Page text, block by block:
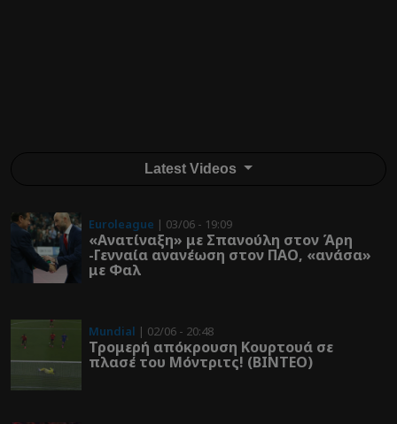
Latest Videos
Euroleague | 03/06 - 19:09
«Ανατίναξη» με Σπανούλη στον Άρη
-Γενναία ανανέωση στον ΠΑΟ, «ανάσα»
με Φαλ
Mundial | 02/06 - 20:48
Τρομερή απόκρουση Κουρτουά σε
πλασέ του Μόντριτς! (ΒΙΝΤΕΟ)